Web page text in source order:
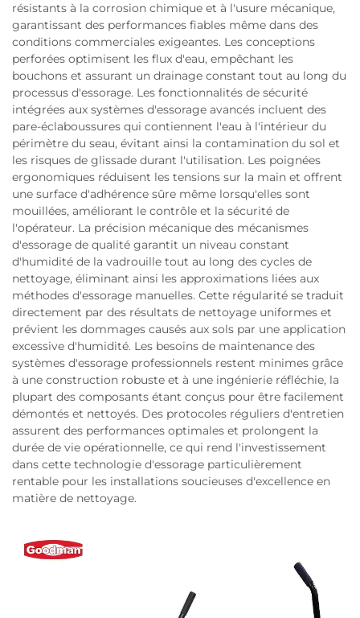
résistants à la corrosion chimique et à l'usure mécanique,
garantissant des performances fiables même dans des
conditions commerciales exigeantes. Les conceptions
perforées optimisent les flux d'eau, empêchant les
bouchons et assurant un drainage constant tout au long du
processus d'essorage. Les fonctionnalités de sécurité
intégrées aux systèmes d'essorage avancés incluent des
pare-éclaboussures qui contiennent l'eau à l'intérieur du
périmètre du seau, évitant ainsi la contamination du sol et
les risques de glissade durant l'utilisation. Les poignées
ergonomiques réduisent les tensions sur la main et offrent
une surface d'adhérence sûre même lorsqu'elles sont
mouillées, améliorant le contrôle et la sécurité de
l'opérateur. La précision mécanique des mécanismes
d'essorage de qualité garantit un niveau constant
d'humidité de la vadrouille tout au long des cycles de
nettoyage, éliminant ainsi les approximations liées aux
méthodes d'essorage manuelles. Cette régularité se traduit
directement par des résultats de nettoyage uniformes et
prévient les dommages causés aux sols par une application
excessive d'humidité. Les besoins de maintenance des
systèmes d'essorage professionnels restent minimes grâce
à une construction robuste et à une ingénierie réfléchie, la
plupart des composants étant conçus pour être facilement
démontés et nettoyés. Des protocoles réguliers d'entretien
assurent des performances optimales et prolongent la
durée de vie opérationnelle, ce qui rend l'investissement
dans cette technologie d'essorage particulièrement
rentable pour les installations soucieuses d'excellence en
matière de nettoyage.